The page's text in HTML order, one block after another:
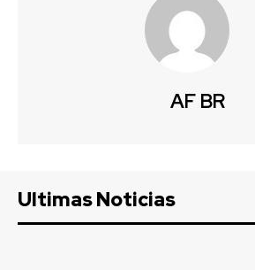
AF BR
Ultimas Noticias